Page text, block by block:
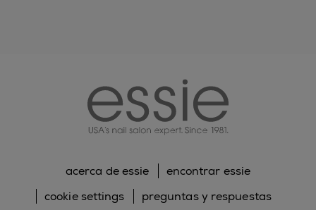
acerca de essie
encontrar essie
cookie settings
preguntas y respuestas